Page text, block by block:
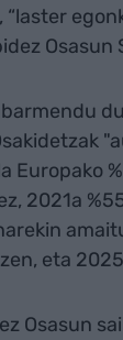
“laster
Osasun
Europako
2021a
eta
Osasun